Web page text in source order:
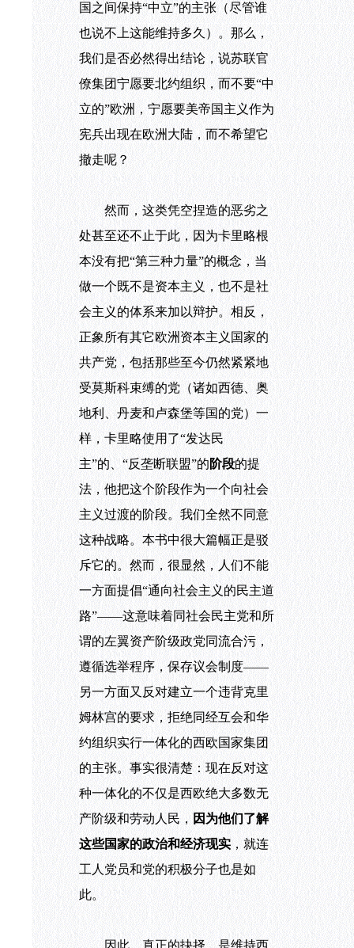
国之间保持“中立”的主张（尽管谁
也说不上这能维持多久）。那么，
我们是否必然得出结论，说苏联官
僚集团宁愿要北约组织，而不要“中
立的”欧洲，宁愿要美帝国主义作为
宪兵出现在欧洲大陆，而不希望它
撤走呢？
然而，这类凭空捏造的恶劣之
处甚至还不止于此，因为卡里略根
本没有把“第三种力量”的概念，当
做一个既不是资本主义，也不是社
会主义的体系来加以辩护。相反，
正象所有其它欧洲资本主义国家的
共产党，包括那些至今仍然紧紧地
受莫斯科束缚的党（诸如西德、奥
地利、丹麦和卢森堡等国的党）一
样，卡里略使用了“发达民
主”的、“反垄断联盟”的阶段的提
法，他把这个阶段作为一个向社会
主义过渡的阶段。我们全然不同意
这种战略。本书中很大篇幅正是驳
斥它的。然而，很显然，人们不能
一方面提倡“通向社会主义的民主道
路”——这意味着同社会民主党和所
谓的左翼资产阶级政党同流合污，
遵循选举程序，保存议会制度——
另一方面又反对建立一个违背克里
姆林宫的要求，拒绝同经互会和华
约组织实行一体化的西欧国家集团
的主张。事实很清楚：现在反对这
种一体化的不仅是西欧绝大多数无
产阶级和劳动人民， 因为他们了解
这些国家的政治和经济现实 ，就连
工人党员和党的积极分子也是如
此。